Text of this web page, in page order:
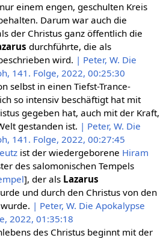
einem engen, geschulten Kreis
Darum war auch die
der Christus ganz öffentlich die
durchführte, die als
wird. | Peter, W. Die
141. Folge, 2022, 00:25:30
selbst in einen Tiefst-Trance-
so intensiv beschäftigt hat mit
gegeben hat, auch mit der Kraft,
gestanden ist. | Peter, W. Die
141. Folge, 2022, 00:27:45
ist der wiedergeborene Hiram
des salomonischen Tempels
], der als Lazarus
und durch den Christus von den
| Peter, W. Die Apokalypse
2022, 01:35:18
des Christus beginnt mit der